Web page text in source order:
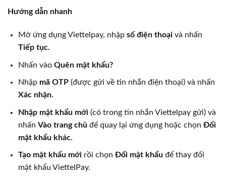
Hướng dẫn nhanh
Mở ứng dụng Viettelpay, nhập số điện thoại và nhấn
Tiếp tục.
Nhấn vào Quên mật khẩu?
Nhập mã OTP (được gửi về tin nhắn điện thoại) và nhấn
Xác nhận.
Nhập mật khẩu mới (có trong tin nhắn Viettelpay gửi) và
nhấn Vào trang chủ để quay lại ứng dụng hoặc chọn Đổi
mật khẩu khác.
Tạo mật khẩu mớirồi chọn Đổi mật khẩu để thay đổi
mật khẩu ViettelPay.